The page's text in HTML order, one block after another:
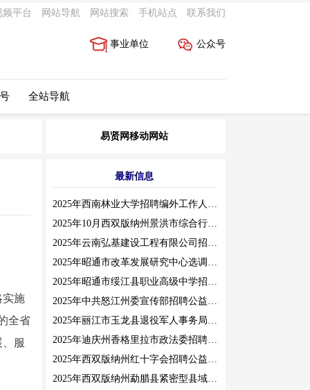
频平台 网站导航 网站搜索 手机站点 联系我们
公众号
事业单位
全站导航
实施
全省
服
易贤网移动网站
最新信息
2025年西南林业大学招聘编外工作人员公告（三）
2025年10月西双版纳州景洪市综合行政执法局招聘人员公告
2025年云南弘基建设工程有限公司招聘公告
2025年昭通市改革发展研究中心选调工作人员职业素质测评通告
2025年昭通市绥江县职业高级中学招聘编外紧缺临聘数学教师公告
2025年中共怒江州委宣传部招聘公益性岗位公告
2025年丽江市玉龙县退役军人事务局公益性岗位招聘公告
2025年迪庆州香格里拉市政法委招聘公益性岗位公告
2025年西双版纳州红十字会招聘公益性岗位人员公告
2025年西双版纳州勐腊县紧密型县域医共体招聘编外人员公告